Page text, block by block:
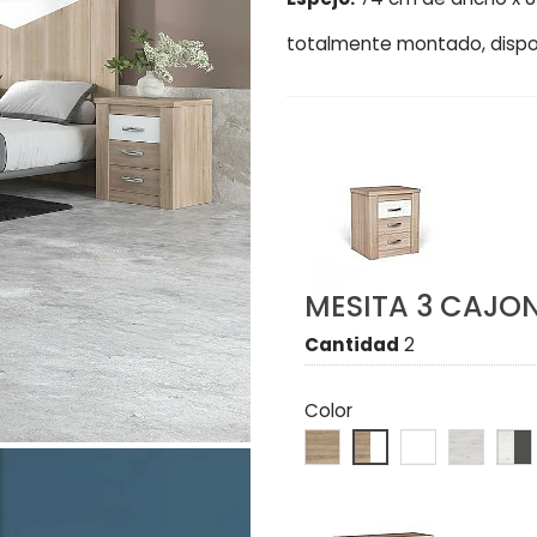
totalmente montado,
MESITA 3
Cantidad 2
Color